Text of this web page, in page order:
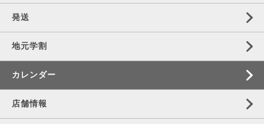
発送
地元学割
カレンダー
店舗情報